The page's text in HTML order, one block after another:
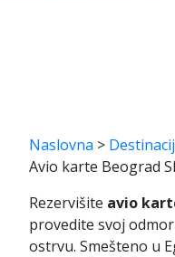
Naslovna >
Avio karte Beograd
Rezervišite avio
provedite svoj
ostrvu. Smešteno u